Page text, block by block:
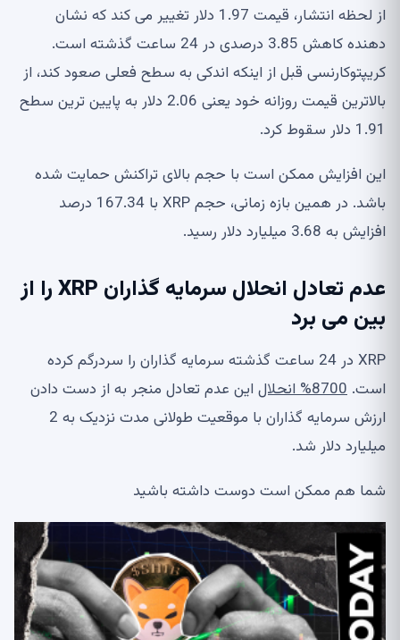
از لحظه انتشار، قیمت 1.97 دلار تغییر می کند که نشان
دهنده کاهش 3.85 درصدی در 24 ساعت گذشته است.
کریپتوکارنسی قبل از اینکه اندکی به سطح فعلی صعود کند، از
بالاترین قیمت روزانه خود یعنی 2.06 دلار به پایین ترین سطح
1.91 دلار سقوط کرد.
این افزایش ممکن است با حجم بالای تراکنش حمایت شده
باشد. در همین بازه زمانی، حجم XRP با 167.34 درصد
افزایش به 3.68 میلیارد دلار رسید.
عدم تعادل انحلال سرمایه گذاران XRP را از
بین می برد
XRP در 24 ساعت گذشته سرمایه گذاران را سردرگم کرده
است. 8700% انحلال
این عدم تعادل منجر به از دست دادن
ارزش سرمایه گذاران با موقعیت طولانی مدت نزدیک به 2
میلیارد دلار شد.
شما هم ممکن است دوست داشته باشید